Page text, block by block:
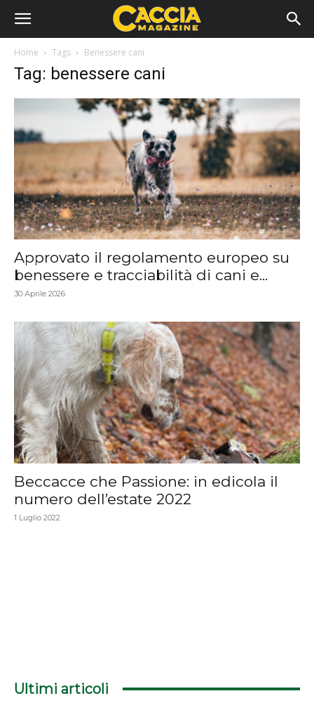
Home Tags Benessere cani
Tag: benessere cani
Approvato il regolamento europeo su
benessere e tracciabilità di cani e...
30 Aprile 2026
Beccacce che Passione: in edicola il
numero dell’estate 2022
1 Luglio 2022
Ultimi articoli